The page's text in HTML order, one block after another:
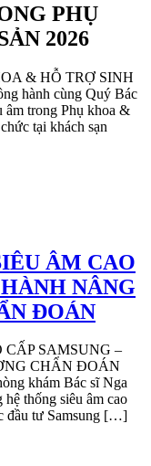
PHỤ
2026
& HỖ TRỢ SINH
hành cùng Quý Bác
âm trong Phụ khoa &
tại khách sạn
ÂM CAO
NÂNG
ĐOÁN
SAMSUNG –
CHẨN ĐOÁN
khám Bác sĩ Nga
thống siêu âm cao
đầu tư Samsung […]